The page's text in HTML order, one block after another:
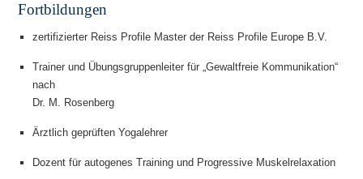
Fortbildungen
zertifizierter Reiss Profile Master der Reiss Profile Europe B.V.
Trainer und Übungsgruppenleiter für „Gewaltfreie Kommunikation“
nach
Dr. M. Rosenberg
Ärztlich geprüften Yogalehrer
Dozent für autogenes Training und Progressive Muskelrelaxation